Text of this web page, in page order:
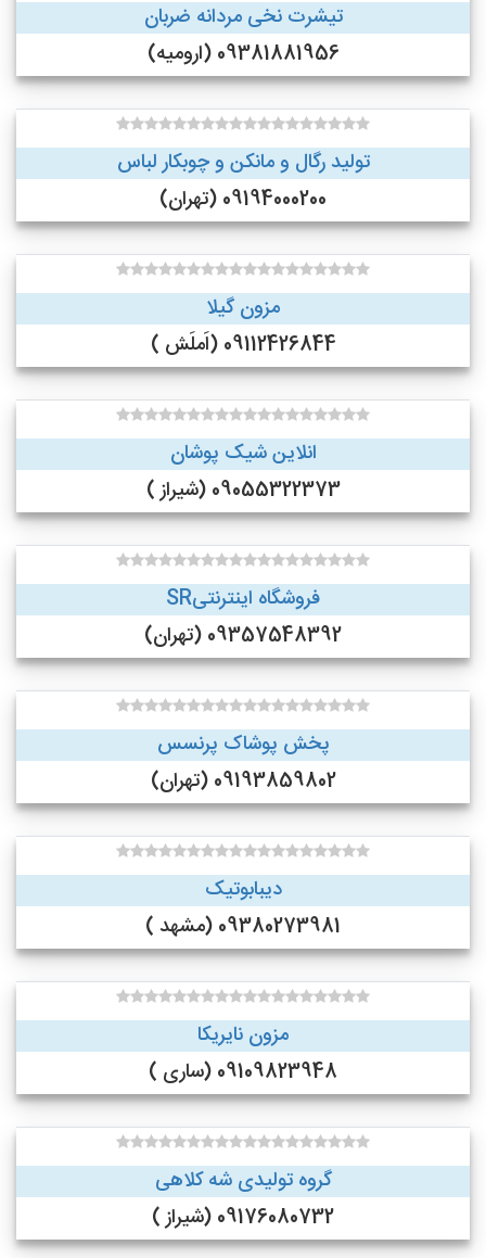
تیشرت نخی مردانه ضربان
09381881956 (ارومیه)
تولید رگال و مانکن و چوبکار لباس
09194000200 (تهران)
مزون گیلا
09112426844 (اَملَش )
انلاین شیک پوشان
09055322373 (شیراز )
فروشگاه اینترنتیSR
09357548392 (تهران)
پخش پوشاک پرنسس
09193859802 (تهران)
دیبابوتیک
09380273981 (مشهد )
مزون نایریکا
09109823948 (ساری )
گروه تولیدی شه کلاهی
09176080732 (شیراز )